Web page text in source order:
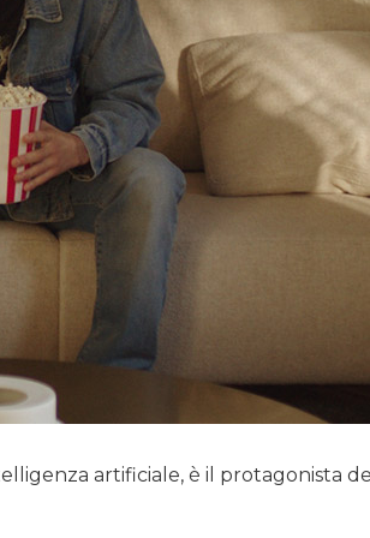
artificiale, è il protagonista